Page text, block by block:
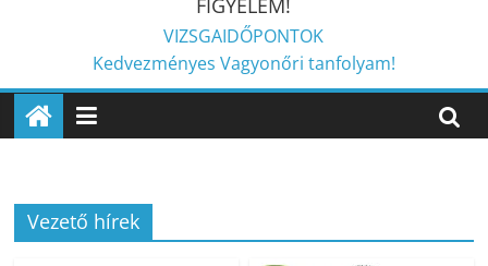
FIGYELEM!
VIZSGAIDŐPONTOK
Kedvezményes Vagyonőri tanfolyam!
Vezető hírek